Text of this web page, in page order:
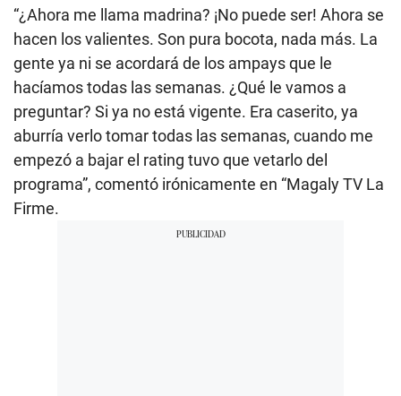
“¿Ahora me llama madrina? ¡No puede ser! Ahora se
hacen los valientes. Son pura bocota, nada más. La
gente ya ni se acordará de los ampays que le
hacíamos todas las semanas. ¿Qué le vamos a
preguntar? Si ya no está vigente. Era caserito, ya
aburría verlo tomar todas las semanas, cuando me
empezó a bajar el rating tuvo que vetarlo del
programa”, comentó irónicamente en “Magaly TV La
Firme.